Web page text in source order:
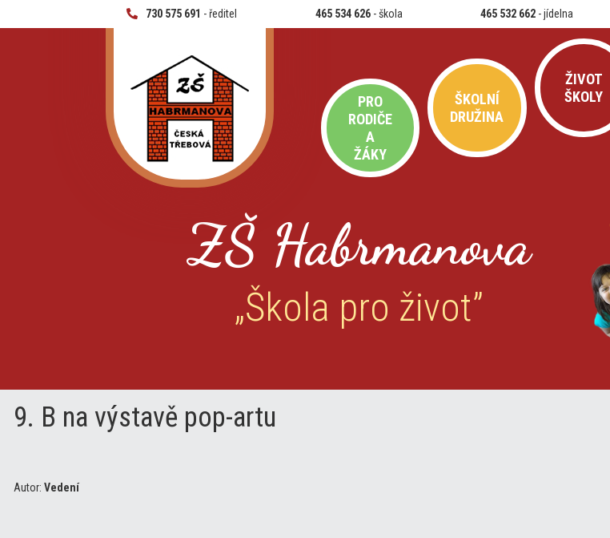
730 575 691 - ředitel 465 534 626- škola 465 532 662 - jídelna
PRO
RODIČE
A
ŽÁKY
ŠKOLNÍ
DRUŽINA
ŽIVOT
ŠKOLY
ZŠ Habrmanova
„Škola pro život”
9. B na výstavě pop-artu
Autor: Vedení